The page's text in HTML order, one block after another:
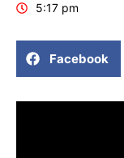
5:17 pm
Facebook